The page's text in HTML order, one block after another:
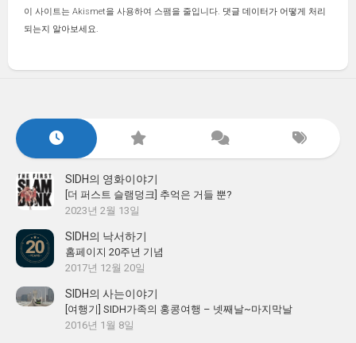
이 사이트는 Akismet을 사용하여 스팸을 줄입니다. 댓글 데이터가 어떻게 처리
되는지 알아보세요.
SIDH의 영화이야기
[더 퍼스트 슬램덩크] 추억은 거들 뿐?
2023년 2월 13일
SIDH의 낙서하기
홈페이지 20주년 기념
2017년 12월 20일
SIDH의 사는이야기
[여행기] SIDH가족의 홍콩여행 – 넷째날~마지막날
2016년 1월 8일